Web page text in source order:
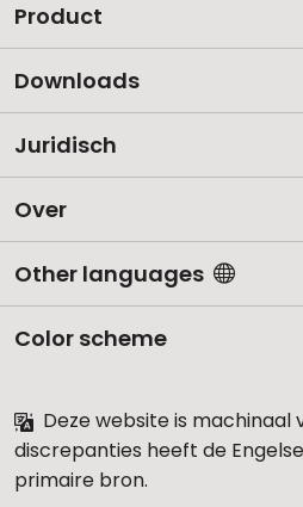
Product
Downloads
Juridisch
Over
Other languages
Color scheme
Deze website is machinaal
discrepanties heeft de
primaire bron.